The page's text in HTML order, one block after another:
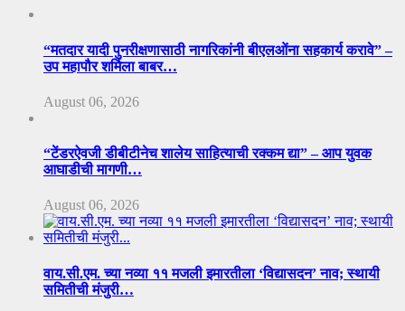
“मतदार यादी पुनरीक्षणासाठी नागरिकांनी बीएलओंना सहकार्य करावे” –
उप महापौर शर्मिला बाबर…
August 06, 2026
“टेंडरऐवजी डीबीटीनेच शालेय साहित्याची रक्कम द्या” – आप युवक
आघाडीची मागणी…
August 06, 2026
वाय.सी.एम. च्या नव्या ११ मजली इमारतीला ‘विद्यासदन’ नाव; स्थायी
समितीची मंजुरी…